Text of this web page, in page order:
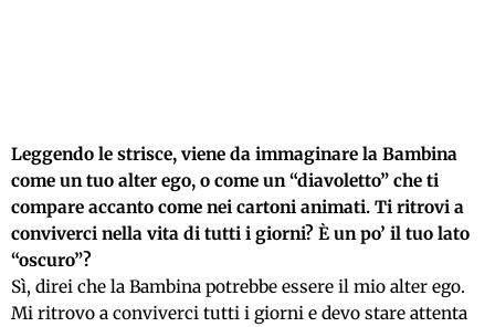
Leggendo le strisce, viene da immaginare la Bambina
come un tuo alter ego, o come un “diavoletto” che ti
compare accanto come nei cartoni animati. Ti ritrovi a
conviverci nella vita di tutti i giorni? È un po’ il tuo lato
“oscuro”?
Sì, direi che la Bambina potrebbe essere il mio alter ego.
Mi ritrovo a conviverci tutti i giorni e devo stare attenta